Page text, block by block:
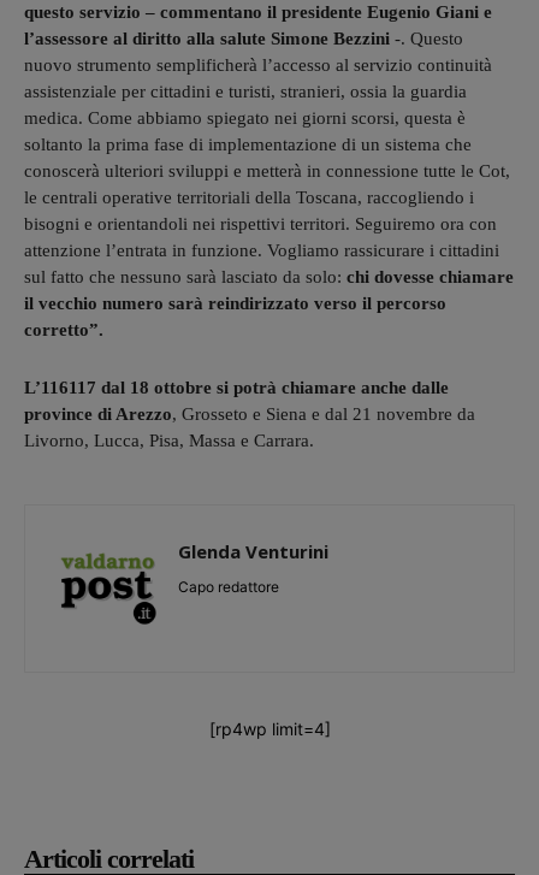
Articoli correlati
questo servizio – commentano il presidente Eugenio Giani e
l’assessore al diritto alla salute Simone Bezzini -. Questo
nuovo strumento semplificherà l’accesso al servizio continuità
assistenziale per cittadini e turisti, stranieri, ossia la guardia
medica. Come abbiamo spiegato nei giorni scorsi, questa è
soltanto la prima fase di implementazione di un sistema che
conoscerà ulteriori sviluppi e metterà in connessione tutte le Cot,
le centrali operative territoriali della Toscana, raccogliendo i
bisogni e orientandoli nei rispettivi territori. Seguiremo ora con
attenzione l’entrata in funzione. Vogliamo rassicurare i cittadini
sul fatto che nessuno sarà lasciato da solo: chi dovesse chiamare
il vecchio numero sarà reindirizzato verso il percorso
corretto”.
L’116117 dal 18 ottobre si potrà chiamare anche dalle
province di Arezzo, Grosseto e Siena e dal 21 novembre da
Livorno, Lucca, Pisa, Massa e Carrara.
Glenda Venturini
Capo redattore
[rp4wp limit=4]